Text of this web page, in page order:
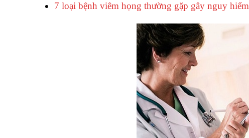
7 loại bệnh viêm họng thường gặp gây nguy hiểm